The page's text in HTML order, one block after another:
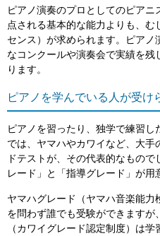
ピアノ演奏のプロとしてのピア
点される基本的な能力よりも、
センス）が求められます。ピアノ
なコンクールや演奏会で実績を
ります。
ピアノを学んでいる人が受け
ピアノを習ったり、独学で練習
では、ヤマハやカワイなど、大
ドテストが、その代表的なもの
レード」と「指導グレード」が用
ヤマハグレード（ヤマハ音楽能
を問わず誰でも受験ができますが
（カワイグレード認定制度）は